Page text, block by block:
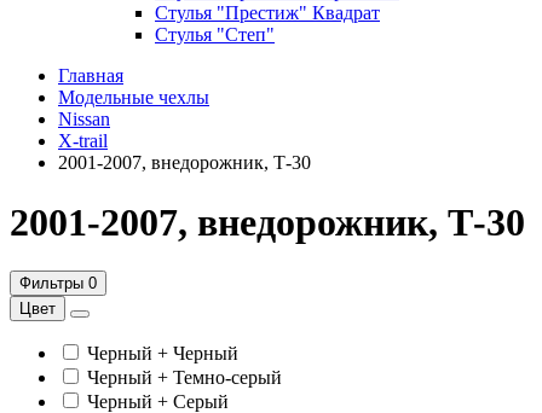
Стулья "Престиж" Квадрат
Стулья "Степ"
Главная
Модельные чехлы
Nissan
X-trail
2001-2007, внедорожник, Т-30
2001-2007, внедорожник, Т-30
Фильтры 0
Цвет
Черный + Черный
Черный + Темно-серый
Черный + Серый